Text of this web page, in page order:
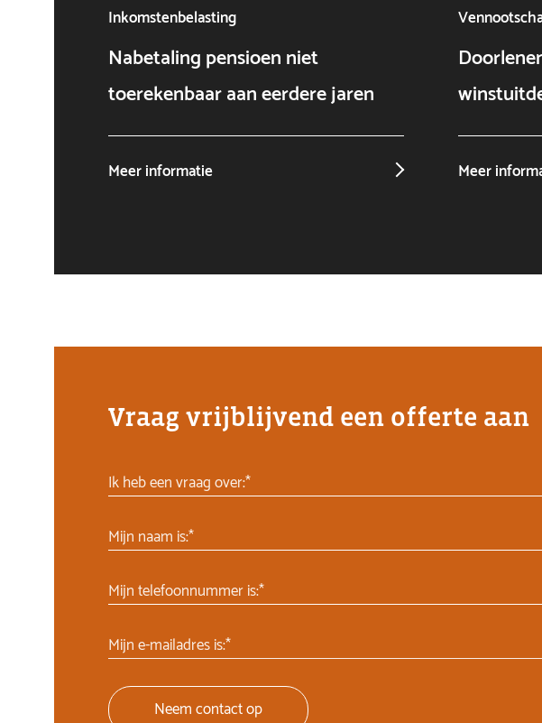
Inkomstenbelasting
Nabetaling pensioen niet
toerekenbaar aan eerdere jaren
Meer informatie Meer
Vraag vrijblijvend een offerte aan
Ik heb een vraag over:*
Mijn naam is:*
Mijn telefoonnummer is:*
Mijn e-mailadres is:*
Neem contact op